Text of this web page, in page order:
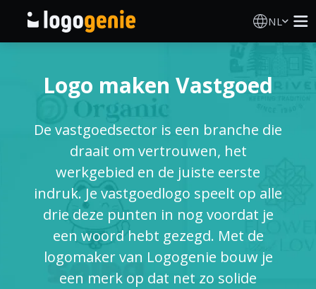
NL
AI logogenerator
Logo-ideeën
Gedrukte producten
Over
Blog
Logo maken Vastgoed
De vastgoedsector is een branche die
draait om vertrouwen, het
werkgebied en de juiste eerste
indruk. Je vastgoedlogo speelt op alle
drie deze punten in nog voordat je
een woord hebt gezegd. Met de
logomaker van Logogenie bouw je
een merk op dat net zo solide